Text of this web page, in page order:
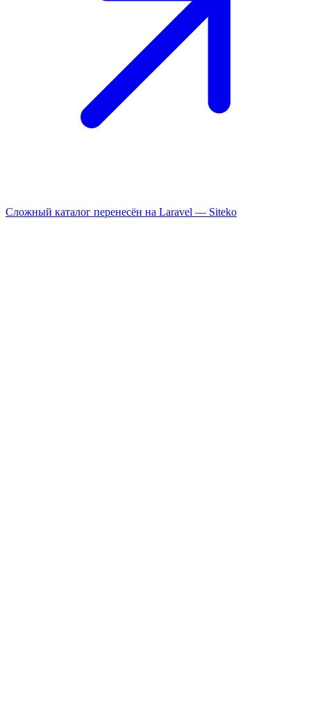
Сложный каталог перенесён на Laravel — Siteko